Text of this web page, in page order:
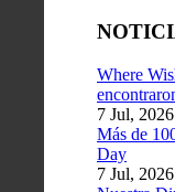
Where
7 Jul, 2026
Más de
Day
7 Jul, 2026